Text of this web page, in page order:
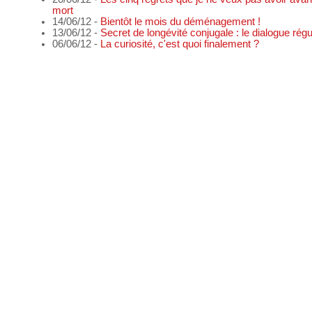
mort
14/06/12 - Bientôt le mois du déménagement !
13/06/12 - Secret de longévité conjugale : le dialogue
06/06/12 - La curiosité, c'est quoi finalement ?